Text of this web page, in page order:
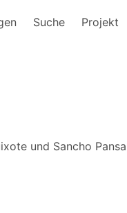
Suche Projekt
und Sancho Pansa